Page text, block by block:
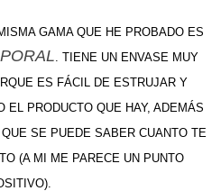
GAMA QUE HE PROBADO ES
. TIENE UN ENVASE MUY
ES FÁCIL DE ESTRUJAR Y
EL PRODUCTO QUE HAY, ADEMÁS
SE PUEDE SABER CUANTO TE
(A MI ME PARECE UN PUNTO